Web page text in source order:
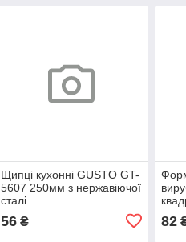
Щипці кухонні GUSTO GT-
5607 250мм з нержавіючої
сталі
56₴ 82